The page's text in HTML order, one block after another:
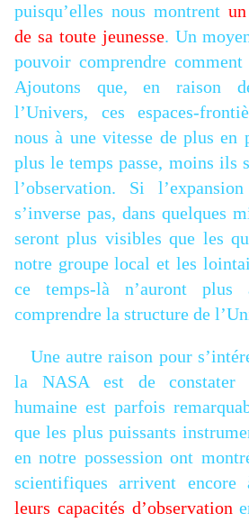
puisqu’elles nous montrent
de sa toute jeunesse. Un
pouvoir comprendre
Ajoutons que, en raison
l’Univers, ces espaces-
nous à une vitesse de plus en
plus le temps passe, moins ils
l’observation. Si
s’inverse pas, dans quelques
seront plus visibles que les
notre groupe local et les
ce temps-là n’auront plus
comprendre la structure de
Une autre raison pour
la NASA est de constater
humaine est parfois
que les plus puissants
en notre possession ont
scientifiques arrivent
leurs capacités d’observation